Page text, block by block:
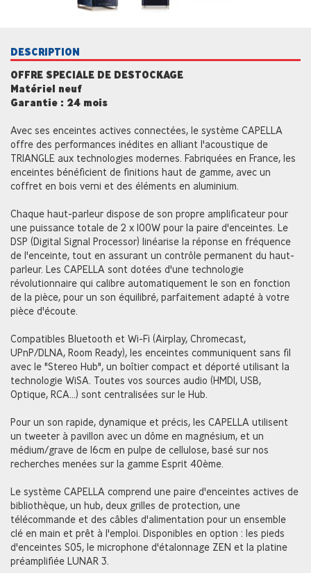
DESCRIPTION
OFFRE SPECIALE DE DESTOCKAGE
Matériel neuf
Garantie : 24 mois
Avec ses enceintes actives connectées, le système CAPELLA
offre des performances inédites en alliant l'acoustique de
TRIANGLE aux technologies modernes. Fabriquées en France, les
enceintes bénéficient de finitions haut de gamme, avec un
coffret en bois verni et des éléments en aluminium.
Chaque haut-parleur dispose de son propre amplificateur pour
une puissance totale de 2 x 100W pour la paire d'enceintes. Le
DSP (Digital Signal Processor) linéarise la réponse en fréquence
de l'enceinte, tout en assurant un contrôle permanent du haut-
parleur. Les CAPELLA sont dotées d'une technologie
révolutionnaire qui calibre automatiquement le son en fonction
de la pièce, pour un son équilibré, parfaitement adapté à votre
pièce d'écoute.
Compatibles Bluetooth et Wi-Fi (Airplay, Chromecast,
UPnP/DLNA, Room Ready), les enceintes communiquent sans fil
avec le "Stereo Hub", un boîtier compact et déporté utilisant la
technologie WiSA. Toutes vos sources audio (HMDI, USB,
Optique, RCA...) sont centralisées sur le Hub.
Pour un son rapide, dynamique et précis, les CAPELLA utilisent
un tweeter à pavillon avec un dôme en magnésium, et un
médium/grave de 16cm en pulpe de cellulose, basé sur nos
recherches menées sur la gamme Esprit 40ème.
Le système CAPELLA comprend une paire d'enceintes actives de
bibliothèque, un hub, deux grilles de protection, une
télécommande et des câbles d'alimentation pour un ensemble
clé en main et prêt à l'emploi. Disponibles en option : les pieds
d'enceintes S05, le microphone d'étalonnage ZEN et la platine
préamplifiée LUNAR 3.